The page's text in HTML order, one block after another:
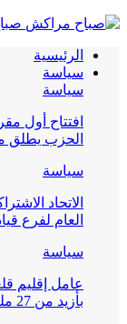
الرئيسية
سياسة
سياسة
افتتاح أول
الحزب يطلق
سياسة
الاتحاد
العام لفرع
سياسة
عامل إقليم
بأزيد من 27 مليون درهم احتفاءً…